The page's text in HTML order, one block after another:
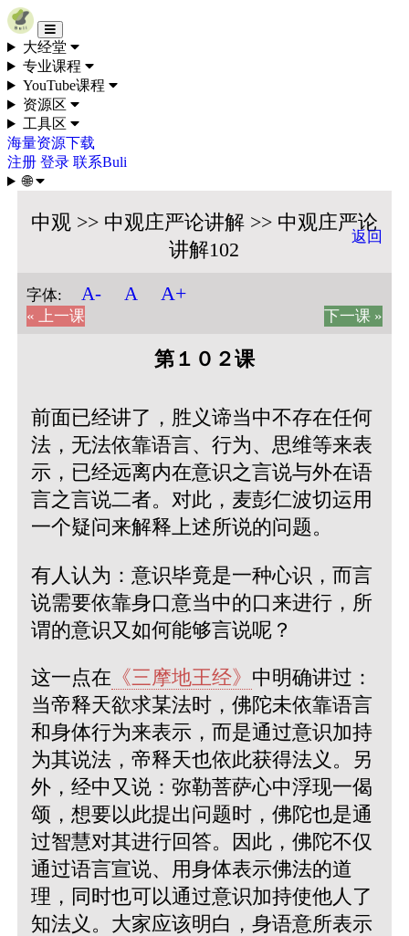
Skip to content
大经堂
专业课程
YouTube课程
资源区
工具区
海量资源下载
注册 登录 联系Buli
🌐
中观 >> 中观庄严论讲解 >> 中观庄严论
讲解102
返回
字体: A- A A+
« 上一课 下一课 »
第１０２课
前面已经讲了，胜义谛当中不存在任何
法，无法依靠语言、行为、思维等来表
示，已经远离内在意识之言说与外在语
言之言说二者。对此，麦彭仁波切运用
一个疑问来解释上述所说的问题。
有人认为：意识毕竟是一种心识，而言
说需要依靠身口意当中的口来进行，所
谓的意识又如何能够言说呢？
这一点在 《三摩地王经》 中明确讲过：
当帝释天欲求某法时，佛陀未依靠语言
和身体行为来表示，而是通过意识加持
为其说法，帝释天也依此获得法义。另
外，经中又说：弥勒菩萨心中浮现一偈
颂，想要以此提出问题时，佛陀也是通
过智慧对其进行回答。因此，佛陀不仅
通过语言宣说、用身体表示佛法的道
理，同时也可以通过意识加持使他人了
知法义。大家应该明白，身语意所表示